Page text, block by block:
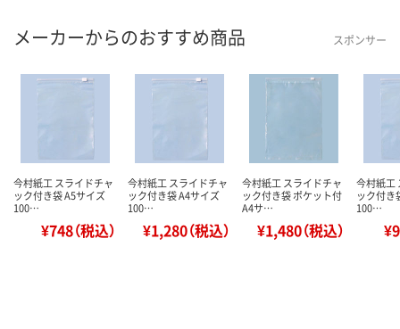
メーカーからのおすすめ商品 スポンサー
今村紙工 スライドチャ
ック付き袋 A5サイズ
100…
¥748（税込）
今村紙工 スライドチャ
ック付き袋 A4サイズ
100…
¥1,280（税込）
今村紙工 スライドチャ
ック付き袋 ポケット付
A4サ…
¥1,480（税込）
今村紙工
ック付き
100…